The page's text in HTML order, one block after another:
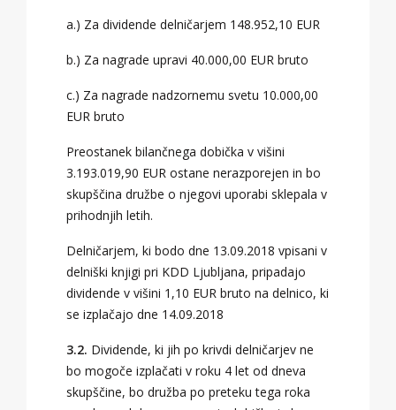
a.) Za dividende delničarjem 148.952,10 EUR
b.) Za nagrade upravi 40.000,00 EUR bruto
c.) Za nagrade nadzornemu svetu 10.000,00
EUR bruto
Preostanek bilančnega dobička v višini
3.193.019,90 EUR ostane nerazporejen in bo
skupščina družbe o njegovi uporabi sklepala v
prihodnjih letih.
Delničarjem, ki bodo dne 13.09.2018 vpisani v
delniški knjigi pri KDD Ljubljana, pripadajo
dividende v višini 1,10 EUR bruto na delnico, ki
se izplačajo dne 14.09.2018
3.2. Dividende, ki jih po krivdi delničarjev ne
bo mogoče izplačati v roku 4 let od dneva
skupščine, bo družba po preteku tega roka